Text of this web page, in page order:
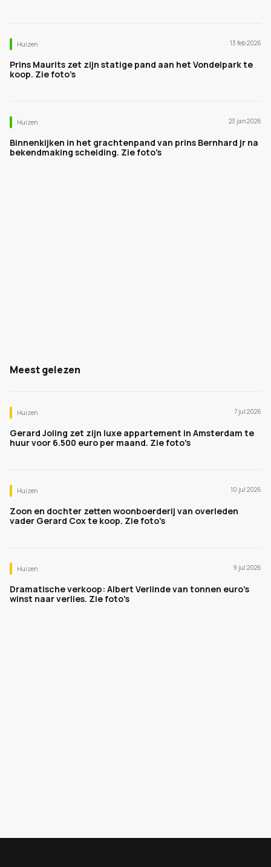
Huizen 13 feb 2026
Prins Maurits zet zijn statige pand aan het Vondelpark te
koop. Zie foto’s
Huizen 23 jan 2026
Binnenkijken in het grachtenpand van prins Bernhard jr na
bekendmaking scheiding. Zie foto's
Meest gelezen
Huizen 7 jul 2026
Gerard Joling zet zijn luxe appartement in Amsterdam te
huur voor 6.500 euro per maand. Zie foto's
Huizen 10 jul 2026
Zoon en dochter zetten woonboerderij van overleden
vader Gerard Cox te koop. Zie foto's
Huizen 9 jul 2026
Dramatische verkoop: Albert Verlinde van tonnen euro's
winst naar verlies. Zie foto's